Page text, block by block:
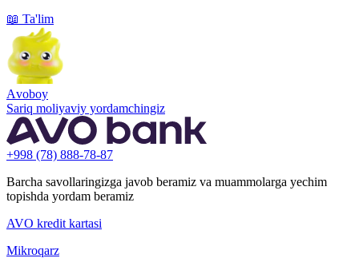
📖 Ta'lim
Аvoboy
Sariq moliyaviy yordamchingiz
+998 (78) 888-78-87
Barcha savollaringizga javob beramiz va muammolarga yechim
topishda yordam beramiz
AVO kredit kartasi
Mikroqarz